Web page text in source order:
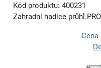
Kód produktu: 400231
Zahradní hadice